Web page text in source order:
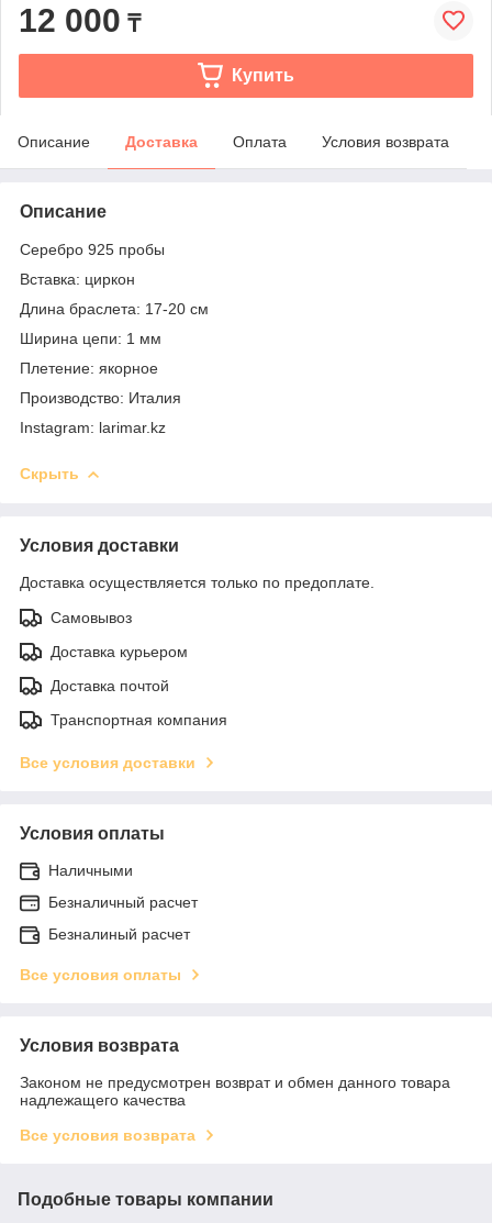
12 000 ₸
Купить
Описание Доставка Оплата Условия возврата
Описание
Серебро 925 пробы
Вставка: циркон
Длина браслета: 17-20 см
Ширина цепи: 1 мм
Плетение: якорное
Производство: Италия
Instagram: larimar.kz
Скрыть
Условия доставки
Доставка осуществляется только по предоплате.
Самовывоз
Доставка курьером
Доставка почтой
Транспортная компания
Все условия доставки
Условия оплаты
Наличными
Безналичный расчет
Безналиный расчет
Все условия оплаты
Условия возврата
Законом не предусмотрен возврат и обмен данного товара
надлежащего качества
Все условия возврата
Подобные товары компании